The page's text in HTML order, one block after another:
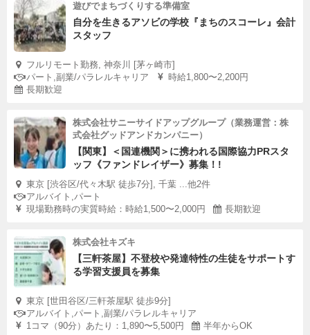
遊びでまちづくりする準備室
自分を生きるアソビの学校『まちのスコーレ』会計
スタッフ
フルリモート勤務, 神奈川 [茅ヶ崎市]
パート,副業/パラレルキャリア
時給1,800〜2,200円
長期歓迎
株式会社サニーサイドアップグループ（業務運営：株
式会社グッドアンドカンパニー）
【関東】＜国連機関＞に携われる国際協力PRスタ
ッフ《ファンドレイザー》募集！!
東京 [渋谷区/代々木駅 徒歩7分], 千葉 ...他2件
アルバイト,パート
現場勤務時の実質時給：時給1,500〜2,000円
長期歓迎
株式会社キズキ
【三軒茶屋】不登校や発達特性の生徒をサポートす
る学習支援員を募集
東京 [世田谷区/三軒茶屋駅 徒歩9分]
アルバイト,パート,副業/パラレルキャリア
1コマ（90分）あたり：1,890〜5,500円
半年からOK